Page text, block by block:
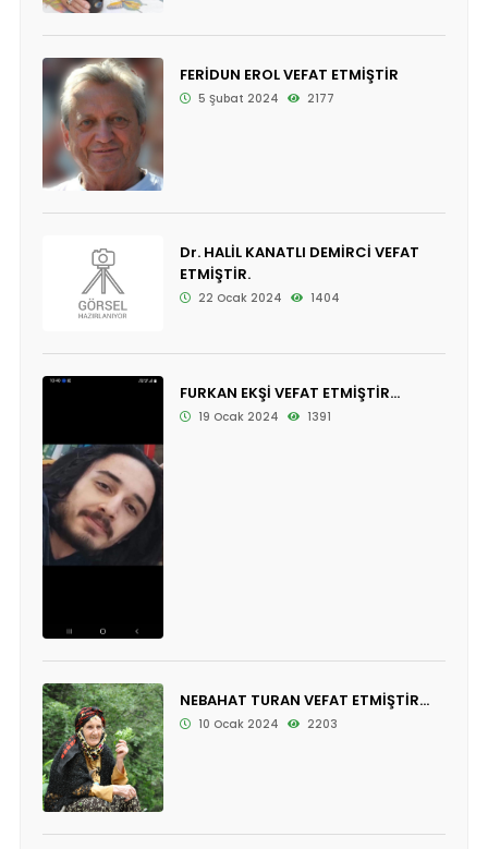
FERİDUN EROL VEFAT ETMİŞTİR
5 Şubat 2024 2177
Dr. HALİL KANATLI DEMİRCİ VEFAT
ETMİŞTİR.
22 Ocak 2024 1404
FURKAN EKŞİ VEFAT ETMİŞTİR...
19 Ocak 2024 1391
NEBAHAT TURAN VEFAT ETMİŞTİR...
10 Ocak 2024 2203